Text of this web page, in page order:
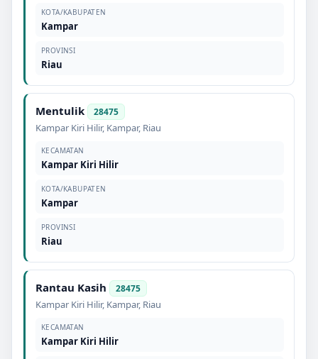
KOTA/KABUPATEN
Kampar
PROVINSI
Riau
Mentulik 28475
Kampar Kiri Hilir, Kampar, Riau
KECAMATAN
Kampar Kiri Hilir
KOTA/KABUPATEN
Kampar
PROVINSI
Riau
Rantau Kasih 28475
Kampar Kiri Hilir, Kampar, Riau
KECAMATAN
Kampar Kiri Hilir